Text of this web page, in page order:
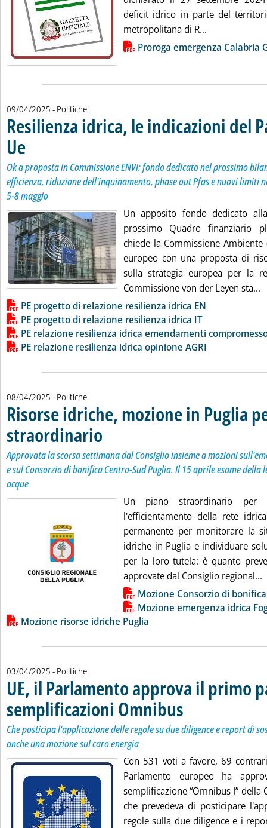
deficit idrico in parte del
metropolitana di R...
Lista allegati PDF alla notiziaProroga emergenza Calabria
09/04/2025 - Politiche
Resilienza idrica, le indicazioni del
Ue
Ok a proposta in Commissione ENVI: fondo dedicato nel prossimo
efficienza, riduzione dell'inquinamento, phase out Pfas e nuovi limiti
5-8 maggio
Un apposito fondo dedicato
prossimo Quadro finanziario
chiede la Commissione Ambiente
europeo con una proposta di
sulla strategia europea per la
Commissione von der Leyen sta...
Lista allegati PDF alla notizia
PE progetto di relazione resilienza idrica EN
PE progetto di relazione resilienza idrica IT
PE relazione resilienza idrica emendamenti
PE relazione resilienza idrica opinione AGRI
08/04/2025 - Politiche
Risorse idriche, mozione in Puglia
straordinario . Sottotitolo: Approvata la scorsa settimana dal
. Pubblicata martedì 08 aprile 2025 alle 13.55.
Approvata la scorsa settimana dal Consiglio insieme a mozioni
e sul Consorzio di bonifica Centro-Sud Puglia. Il 15 aprile esame della
acque
Un piano straordinario per
l'efficientamento della rete
permanente per monitorare la
idriche in Puglia e individuare
per la loro tutela: è quanto
approvate dal Consiglio regional...
Lista allegati PDF alla notiziaMozione Consorzio di
Mozione emergenza idrica
Mozione risorse idriche Puglia
03/04/2025 - Politiche
UE, il Parlamento approva il primo
semplificazioni Omnibus . Sottotitolo: Che posticipa
. Pubblicata giovedì 03
Che posticipa l'applicazione delle regole su due diligence e report di
anche una mozione sul caro energia
Con 531 voti a favore, 69
Parlamento europeo ha
semplificazione “Omnibus I” della
che prevedeva di posticipare
regole sulla due diligence e i